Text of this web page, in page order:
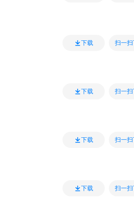
下载 扫一
下载 扫一
下载 扫一
下载 扫一